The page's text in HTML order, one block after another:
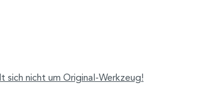
sich nicht um Original-Werkzeug!